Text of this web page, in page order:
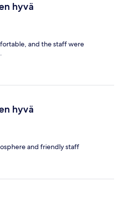
hyvä
and the staff were
hyvä
and friendly staff